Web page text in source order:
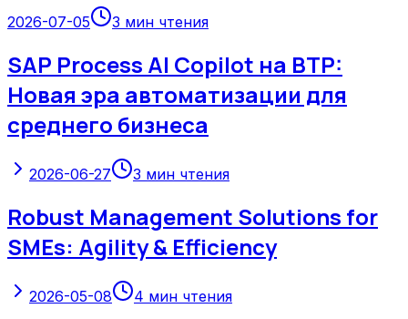
2026-07-05 3 мин чтения
SAP Process AI Copilot на BTP:
Новая эра автоматизации для
среднего бизнеса
2026-06-27 3 мин чтения
Robust Management Solutions for
SMEs: Agility & Efficiency
2026-05-08 4 мин чтения